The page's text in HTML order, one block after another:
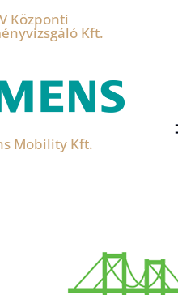
Központi
Kft.
Mobility Kft.